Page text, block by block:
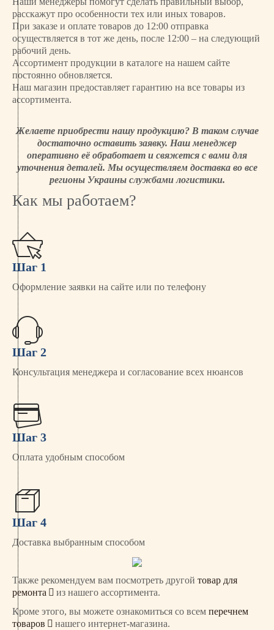
расскажут про особенности тех или иных товаров.
При заказе и оплате товаров до 12:00 отправка
осуществляется в тот же день, после 12:00 – на следующий
рабочий день.
Ассортимент продукции в каталоге на нашем сайте
постоянно обновляется.
Наш магазин предоставляет гарантию на все товары из
ассортимента.
Желаете приобрести нашу продукцию? В таком случае
достаточно оставить заявку. Наш менеджер
оперативно её обработает и свяжется с вами для
уточнения деталей. Мы осуществляем доставка во все
регионы Украины службами логистики.
Как мы работаем?
Шаг 1
Оформление заявки на сайте или по телефону
Шаг 2
Консультация менеджера и согласование всех нюансов
Шаг 3
Оплата удобным способом
Шаг 4
Доставка выбранным способом
Также рекомендуем вам посмотреть другой товар для
ремонта
из нашего ассортимента.
Кроме этого, вы можете ознакомиться со всем перечнем
товаров
нашего интернет-магазина.